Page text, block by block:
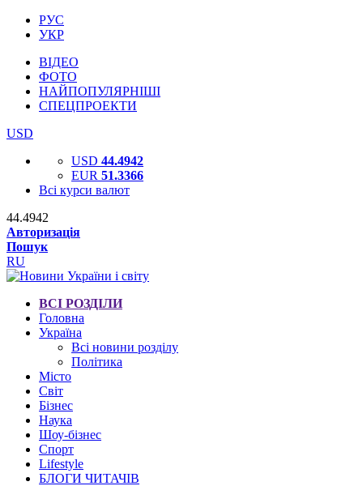
РУС
УКР
ВІДЕО
ФОТО
НАЙПОПУЛЯРНІШІ
СПЕЦПРОЕКТИ
USD
USD 44.4942
EUR 51.3366
Всі курси валют
44.4942
Авторизація
Пошук
RU
ВСІ РОЗДІЛИ
Головна
Україна
Всі новини розділу
Політика
Місто
Світ
Бізнес
Наука
Шоу-бізнес
Спорт
Lifestyle
БЛОГИ ЧИТАЧІВ